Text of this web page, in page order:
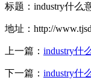
标题：industry什么
地址：http://
上一篇： industry什
下一篇： industry什